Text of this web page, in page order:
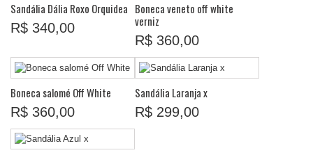
Sandália Dália Roxo Orquidea
R$ 340,00
Boneca veneto off white
verniz
R$ 360,00
Boneca salomé Off White
R$ 360,00
Sandália Laranja x
R$ 299,00